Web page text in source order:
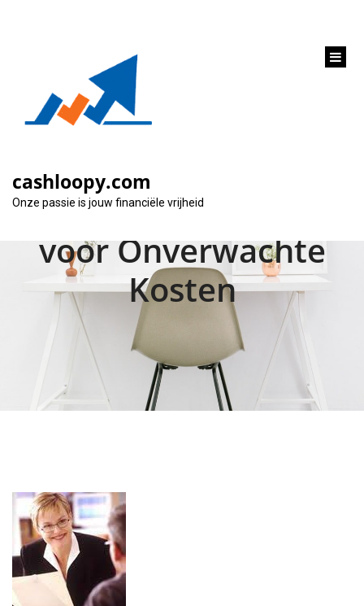
cashloopy.com
Onze passie is jouw financiële vrijheid
Financiële
Flexibiliteit: Profiteer
van een Kleine Lening
voor Onverwachte
Kosten